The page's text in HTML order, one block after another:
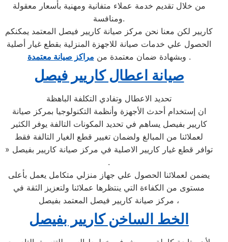
من خلال تقديم خدمة عملاء متفانية ومهنية بأسعار معقولة
ومنافسة.
كاريير لكن معنا نحن مركز صيانة كاريير فيصل المعتمد يمكنكم
الحصول علي خدمات صيانة للاجهزة المنزلية بقطع غيار أصلية
وبشهادة ضمان معتمدة من مراكز صيانة معتمدة .
صيانة اعطال كاريير فيصل
تحديد الاعطال وتفادي التكلفة الباهظة
ان إستخدام أحدث الأجهزة وأنظمة التكنولوجيا بمركز صيانة
كاريير بفيصل يساهم في تحديد المكونات التالفة يوفر الكثير
لعملائنا من المبالغ ولضمان تغيير قطع الغيار التالفة فقط
» توافر قطع غيار كاريير الاصلية في مركز صيانة كاريير بفيصل
.
يضمن لعملائنا الحصول علي جهاز منزلي متكامل يعمل بأعلى
مستوى من الكفاءة التي ينتظرها عملائنا ولتعزيز الثقة في
مركز صيانة كاريير فيصل المعتمد بفيصل ،
الخط الساخن كاريير بفيصل